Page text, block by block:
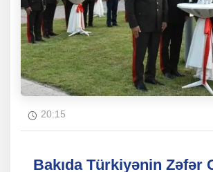
20:15
Bakıda Türkiyənin Zəfər